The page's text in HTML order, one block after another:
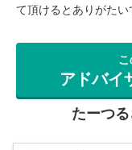
て頂けるとありがたい
アドバイ
たーつ